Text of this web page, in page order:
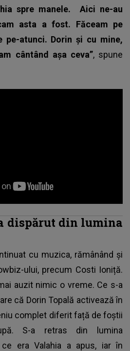
spre manele. Aici ne-au
asta a fost. Făceam pe
pe-atunci. Dorin şi cu mine,
cântând aşa ceva”, spune
dispărut din lumina
cu muzica, rămânând și
ului, precum Costi Ioniță.
auzit nimic o vreme. Ce s-a
că Dorin Topală activează în
complet diferit față de foștii
S-a retras din lumina
ce era Valahia a apus, iar în